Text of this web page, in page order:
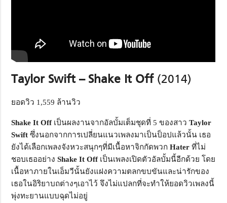
Taylor Swift – Shake It Off(2014)
ยอดวิว 1,559 ล้านวิว
Shake It Offเป็นผลงานจากอัลบั้มเต็มชุดที่ 5 ของสาวTaylor
Swift ซึ่งนอกจากการเปลี่ยนแนวเพลงมาเป็นป็อปแล้วนั้น เธอ
ยังได้เลือกเพลงจังหวะสนุกๆที่มีเนื้อหาจิกกัดพวกHater ที่ไม่
ชอบเธออย่างShake It Offเป็นเพลงเปิดตัวอัลบั้มนี้อีกด้วย โดย
เนื้อหาภายในเอ็มวีนั้นยังแฝงความตลกขบขันและน่ารักของ
เธอในอิริยาบถต่างๆเอาไว้ จึงไม่แปลกที่จะทำให้ยอดวิวเพลงนี้
พุ่งทะยานแบบฉุดไม่อยู่